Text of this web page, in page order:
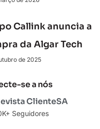
Callink anuncia a
da Algar Tech
de 2025
se a nós
ClienteSA
Seguidores